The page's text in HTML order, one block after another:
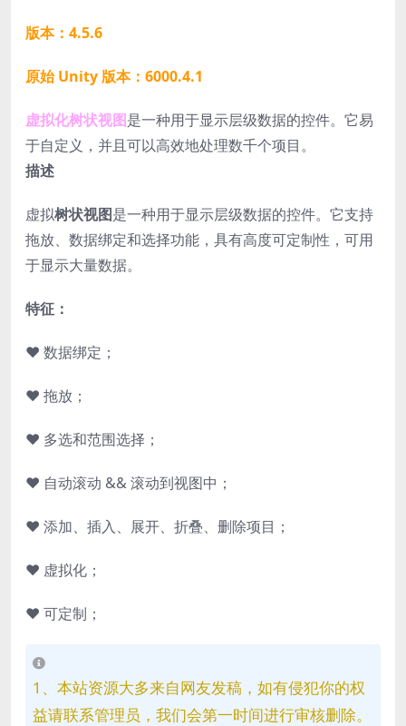
版本：4.5.6
原始 Unity 版本：6000.4.1
虚拟化树状视图是一种用于显示层级数据的控件。它易
于自定义，并且可以高效地处理数千个项目。
描述
虚拟树状视图是一种用于显示层级数据的控件。它支持
拖放、数据绑定和选择功能，具有高度可定制性，可用
于显示大量数据。
特征：
♥ 数据绑定；
♥ 拖放；
♥ 多选和范围选择；
♥ 自动滚动 && 滚动到视图中；
♥ 添加、插入、展开、折叠、删除项目；
♥ 虚拟化；
♥ 可定制；
1、本站资源大多来自网友发稿，如有侵犯你的权
益请联系管理员，我们会第一时间进行审核删除。